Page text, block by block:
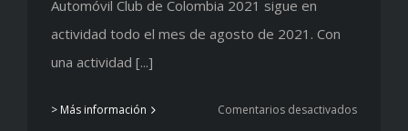
Automóvil Club de Colombia 2021 sigue en
actividad todo el mes de agosto de 2021. Con
una actividad [...]
> Más información Comentarios desactivadosen